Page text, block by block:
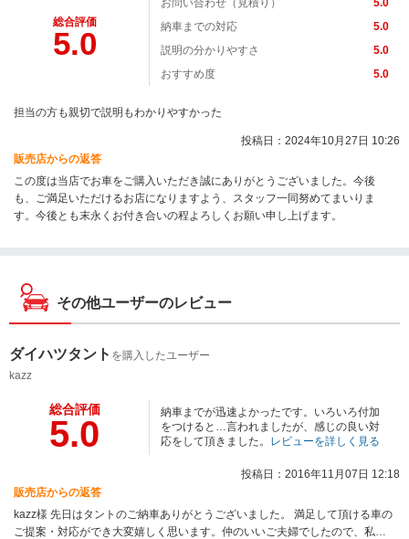
総合評価
5.0
納車までの対応
5.0
説明の分かりやすさ
5.0
おすすめ度
5.0
担当の方も親切で説明もわかりやすかった
投稿日：2024年10月27日 10:26
販売店からの返答
この度は当店でお車をご購入いただき誠にありがとうございました。今後
も、ご満足いただけるお店になりますよう、スタッフ一同努めてまいりま
す。今後とも末永くお付き合いの程よろしくお願い申し上げます。
その他ユーザーのレビュー
ダイハツタント を購入したユーザー
kazz
総合評価
5.0
納車までが迅速よかったです。いろいろ付加
をつけると…言われましたが、感じの良い対
応をして頂きました。 レビューを詳しく見る
投稿日：2016年11月07日 12:18
販売店からの返答
kazz様 先日はタントのご納車ありがとうございました。 満足して頂ける車の
ご提案・対応ができ大変嬉しく思います。仲のいいご夫婦でしたので、私自